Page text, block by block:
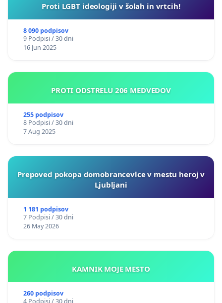
Proti LGBT ideologiji v šolah in vrtcih!
8 090 podpisov
9 Podpisi / 30 dni
16 Jun 2025
PROTI ODSTRELU 206 MEDVEDOV
255 podpisov
8 Podpisi / 30 dni
7 Aug 2025
Prepoved pokopa domobrancevlce v mestu heroj v
Ljubljani
1 181 podpisov
7 Podpisi / 30 dni
26 May 2026
KAMNIK MOJE MESTO
260 podpisov
4 Podpisi / 30 dni